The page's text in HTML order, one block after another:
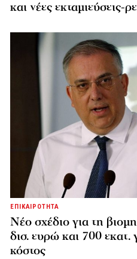
και νέες εκταμιεύσεις-
ΕΠΙΚΑΙΡΟΤΗΤΑ
Νέο σχέδιο για τη
δισ. ευρώ και 700 εκατ.
κόστος